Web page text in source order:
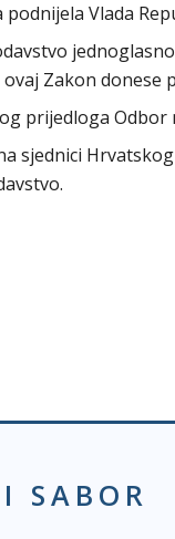
Vlada
Zakon donese
prijedloga Odbor
sjednici
SABOR